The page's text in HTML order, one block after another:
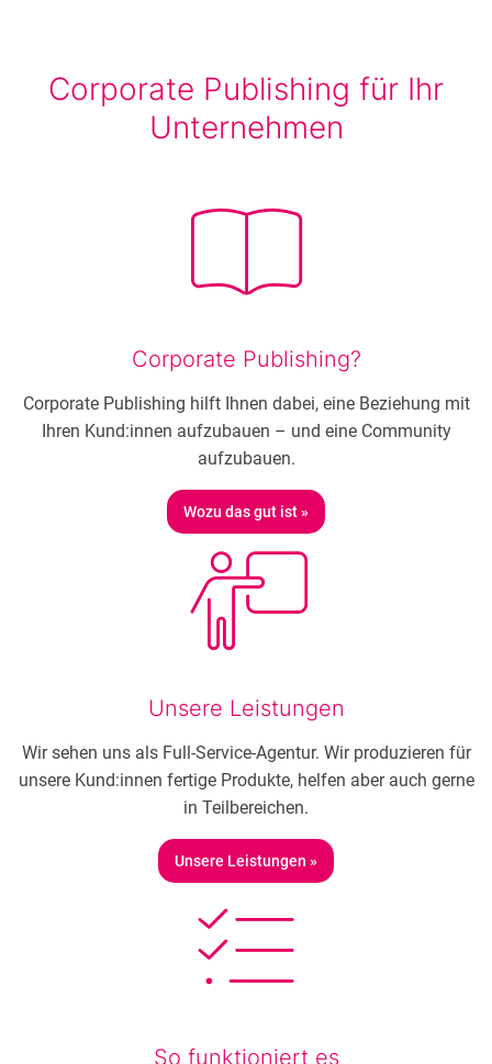
Corporate Publishing für Ihr
Unternehmen
Corporate Publishing?
Corporate Publishing hilft Ihnen dabei, eine Beziehung mit
Ihren Kund:innen aufzubauen – und eine Community
aufzubauen.
Wozu das gut ist »
Unsere Leistungen
Wir sehen uns als Full-Service-Agentur. Wir produzieren für
unsere Kund:innen fertige Produkte, helfen aber auch gerne
in Teilbereichen.
Unsere Leistungen »
So funktioniert es